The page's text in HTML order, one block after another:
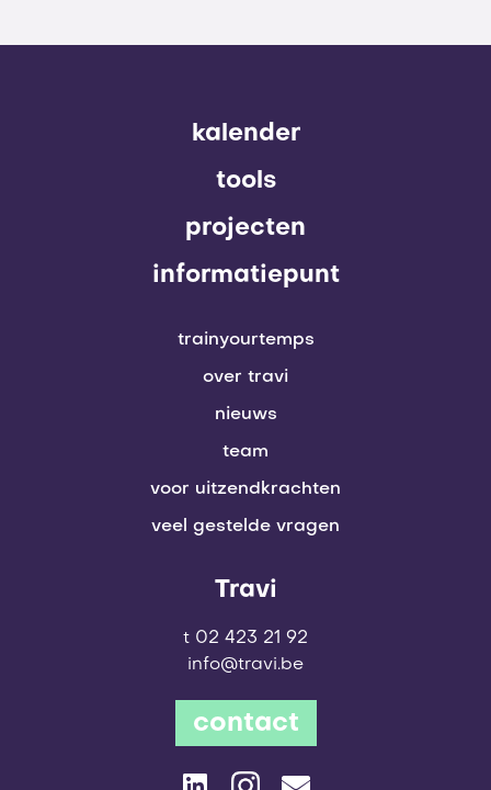
kalender
tools
projecten
informatiepunt
trainyourtemps
over travi
nieuws
team
voor uitzendkrachten
veel gestelde vragen
Travi
t 02 423 21 92
info@travi.be
contact